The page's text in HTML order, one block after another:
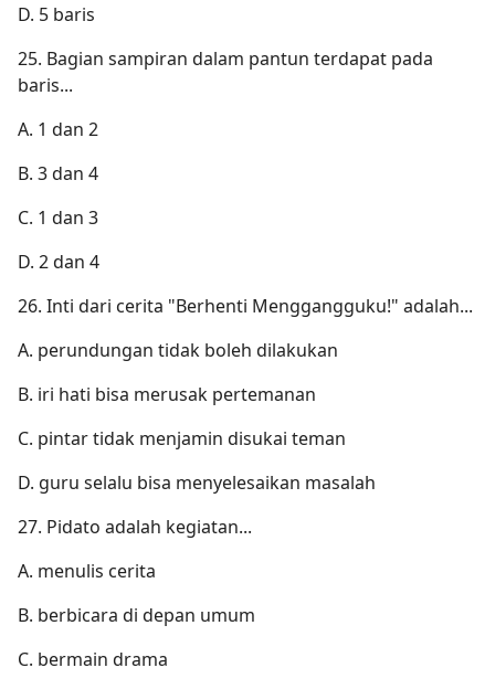
D. 5 baris
25. Bagian sampiran dalam pantun terdapat pada
baris...
A. 1 dan 2
B. 3 dan 4
C. 1 dan 3
D. 2 dan 4
26. Inti dari cerita "Berhenti Menggangguku!" adalah...
A. perundungan tidak boleh dilakukan
B. iri hati bisa merusak pertemanan
C. pintar tidak menjamin disukai teman
D. guru selalu bisa menyelesaikan masalah
27. Pidato adalah kegiatan...
A. menulis cerita
B. berbicara di depan umum
C. bermain drama